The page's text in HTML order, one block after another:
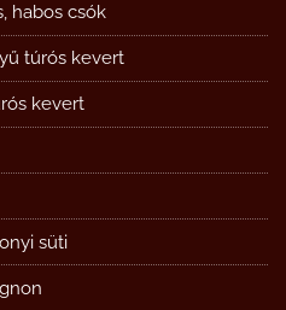
habos csók
túrós kevert
kevert
süti